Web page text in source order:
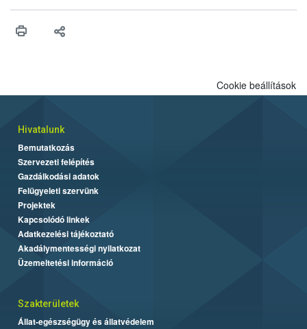
higiéniai szabályok betartása, a megfelelő hőkezelés, valamint a
biztonsági Hivatal (Nébih) Oktatási Programja összegyűjtötte a
Cookie beállítások
Hivatalunk
Bemutatkozás
Szervezeti felépítés
Gazdálkodási adatok
Felügyeleti szervünk
Projektek
Kapcsolódó linkek
Adatkezelési tájékoztató
Akadálymentességi nyilatkozat
Üzemeltetési információ
Szakterületek
Állat-egészségügy és állatvédelem